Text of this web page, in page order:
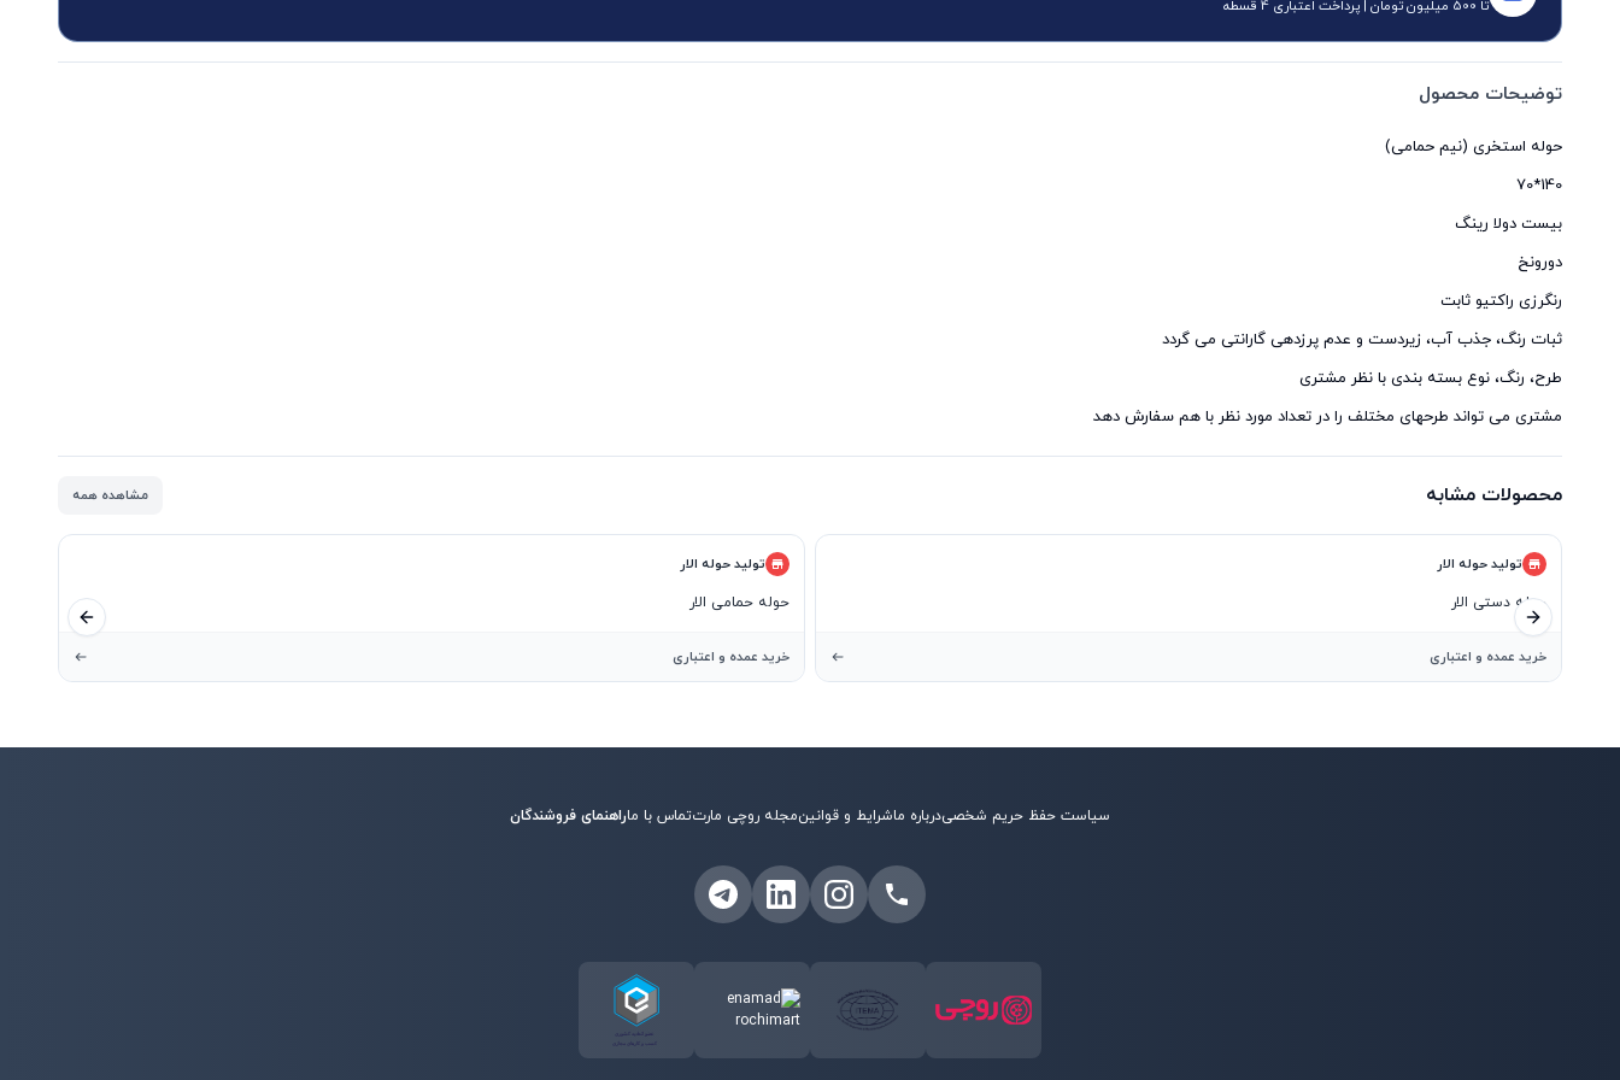
تا 500 میلیون تومان | پرداخت اعتباری 4 قسطه
توضیحات محصول
مشتری می تواند طرحهای مختلف را در تعداد مورد نظر با هم سفارش دهد
محصولات مشابه مشاهده همه
تولید حوله الار
حوله حمامی الار
خرید عمده و اعتباری
تولید حوله الار
حوله دستی الار
خرید عمده و اعتباری
اسلاید قبلی اسلاید بعدی
سیاست حفظ حریم شخصیدرباره ماشرایط و قوانینمجله روچی مارتتماس با ماراهنمای فروشندگان